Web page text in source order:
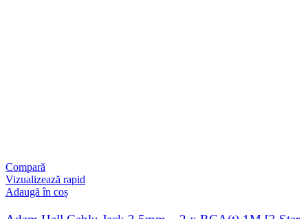
Compară
Vizualizează rapid
Adaugă în coș